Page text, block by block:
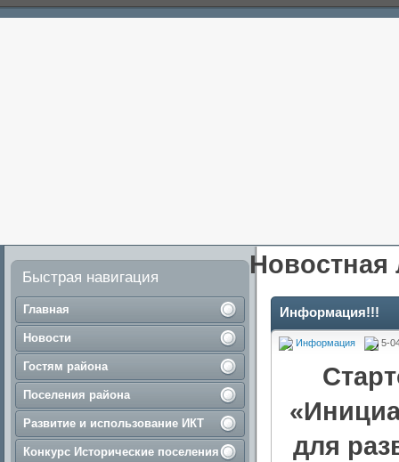
Быстрая навигация
Главная
Новости
Гостям района
Поселения района
Развитие и использование ИКТ
Конкурс Исторические поселения
Новостная
Информация!!!
Информация 5-
для